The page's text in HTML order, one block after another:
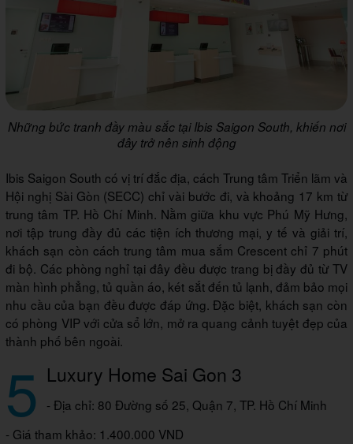
Những bức tranh đầy màu sắc tại Ibis Saigon South, khiến nơi
đây trở nên sinh động
Ibis Saigon South có vị trí đắc địa, cách Trung tâm Triển lãm và
Hội nghị Sài Gòn (SECC) chỉ vài bước đi, và khoảng 17 km từ
trung tâm TP. Hồ Chí Minh. Nằm giữa khu vực Phú Mỹ Hưng,
nơi tập trung đầy đủ các tiện ích thương mại, y tế và giải trí,
khách sạn còn cách trung tâm mua sắm Crescent chỉ 7 phút
đi bộ. Các phòng nghỉ tại đây đều được trang bị đầy đủ từ TV
màn hình phẳng, tủ quần áo, két sắt đến tủ lạnh, đảm bảo mọi
nhu cầu của bạn đều được đáp ứng. Đặc biệt, khách sạn còn
có phòng VIP với cửa sổ lớn, mở ra quang cảnh tuyệt đẹp của
thành phố bên ngoài.
5 Luxury Home Sai Gon 3
- Địa chỉ: 80 Đường số 25, Quận 7, TP. Hồ Chí Minh
- Giá tham khảo: 1.400.000 VND